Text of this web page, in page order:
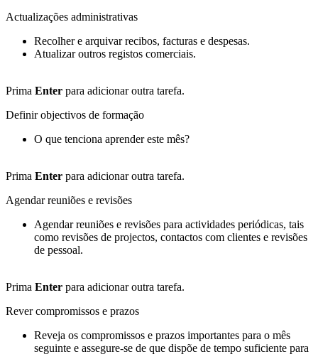
Actualizações administrativas
Recolher e arquivar recibos, facturas e despesas.
Atualizar outros registos comerciais.
Prima Enter para adicionar outra tarefa.
Definir objectivos de formação
O que tenciona aprender este mês?
Prima Enter para adicionar outra tarefa.
Agendar reuniões e revisões
Agendar reuniões e revisões para actividades periódicas, tais
como revisões de projectos, contactos com clientes e revisões
de pessoal.
Prima Enter para adicionar outra tarefa.
Rever compromissos e prazos
Reveja os compromissos e prazos importantes para o mês
seguinte e assegure-se de que dispõe de tempo suficiente para